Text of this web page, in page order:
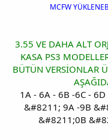
MCFW
3.55 VE DAHA ALT
KASA PS3
BÜTÜN VERSİONLAR
1A - 6A - 6B -6C -
&#8211; 9A -9B
&#8211;0B